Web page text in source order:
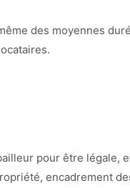
des moyennes
pour être légale,
encadrement